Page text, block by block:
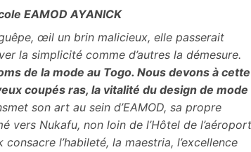
EAMOD AYANICK
œil un brin malicieux, elle passerait
la simplicité comme d’autres la démesure.
de la mode au Togo. Nous devons à cette
coupés ras, la vitalité du design de mode
son art au sein d’EAMOD, sa propre
vers Nukafu, non loin de l’Hôtel de l’aéroport
l’habileté, la maestria, l’excellence